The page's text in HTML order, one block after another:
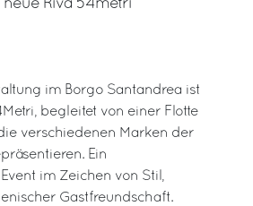
Riva 54metri
im Borgo Santandrea ist
begleitet von einer Flotte
verschiedenen Marken der
Ein
im Zeichen von Stil,
Gastfreundschaft.